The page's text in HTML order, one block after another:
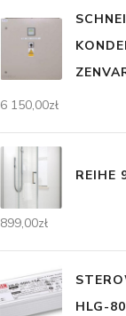
6 150,00zł
REIHE
899,00zł
HLG-